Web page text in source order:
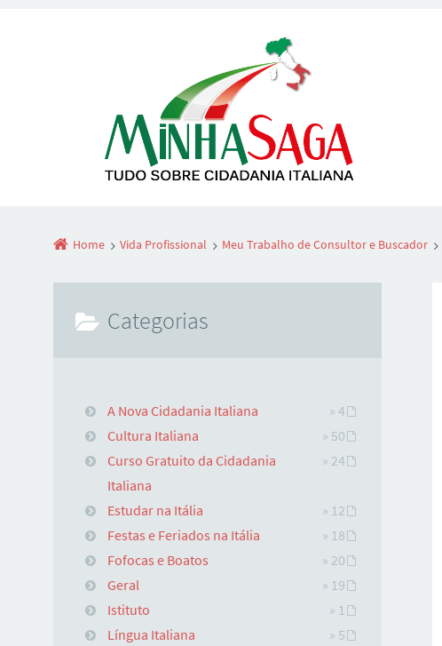
Home Vida Profissional Meu Trabalho de Consultor e Buscador
Categorias
A Nova Cidadania Italiana
» 4
Cultura Italiana
» 50
Curso Gratuito da Cidadania
Italiana
» 24
Estudar na Itália
» 12
Festas e Feriados na Itália
» 18
Fofocas e Boatos
» 20
Geral
» 19
Istituto
» 1
Língua Italiana
» 5